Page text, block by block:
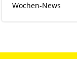
Wochen-News